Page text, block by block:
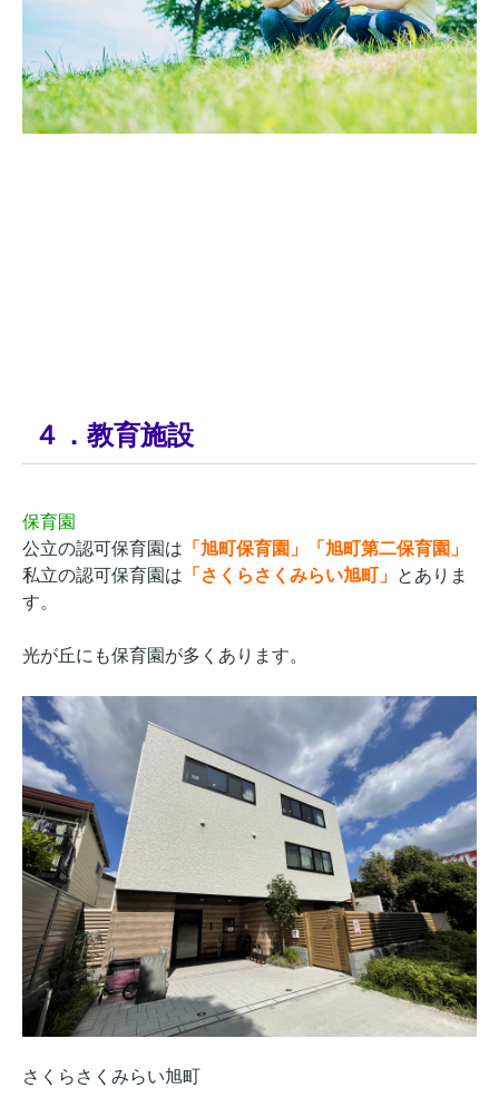
４．教育施設
保育園
公立の認可保育園は 「旭町保育園」「旭町第二保育園」
私立の認可保育園は 「さくらさくみらい旭町」 とありま
す。
光が丘にも保育園が多くあります。
さくらさくみらい旭町